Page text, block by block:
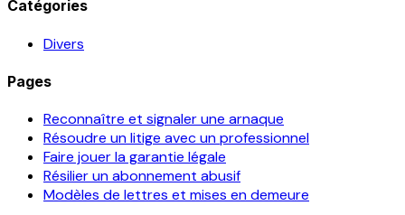
Catégories
Divers
Pages
Reconnaître et signaler une arnaque
Résoudre un litige avec un professionnel
Faire jouer la garantie légale
Résilier un abonnement abusif
Modèles de lettres et mises en demeure